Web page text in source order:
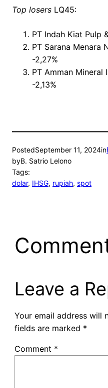
Top losers LQ45:
PT Indah Kiat Pulp
PT Sarana Menara
-2,27%
PT Amman Mineral
-2,13%
PostedSeptember 11, 2024in
byB. Satrio Lelono
Tags:
dolar, IHSG, rupiah, spot
Leave a
Your email address will
fields are marked *
Comment *